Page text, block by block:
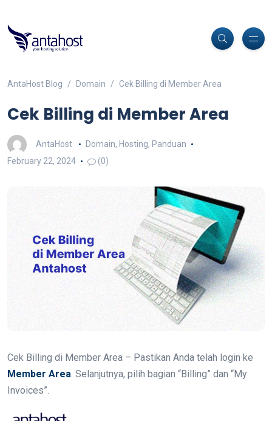
AntaHost Blog Domain Cek Billing di Member Area
Cek Billing di Member Area
AntaHost Domain, Hosting, Panduan
February 22, 2024
(0)
Cek Billing di Member Area – Pastikan Anda telah login ke
Member Area. Selanjutnya, pilih bagian “Billing” dan “My
Invoices”.